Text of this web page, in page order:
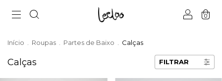
0
Início Roupas Partes de Baixo Calças
Calças FILTRAR